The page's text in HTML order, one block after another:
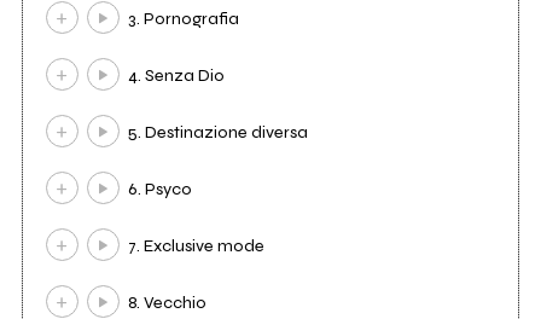
3. Pornografia
4. Senza Dio
5. Destinazione diversa
6. Psyco
7. Exclusive mode
8. Vecchio